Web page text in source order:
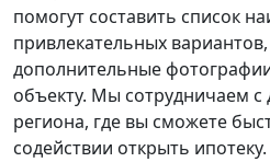
помогут составить список
привлекательных
дополнительные
объекту. Мы сотрудничаем с
региона, где вы сможете
содействии открыть ипотеку.